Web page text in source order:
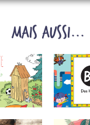
mais aussi...